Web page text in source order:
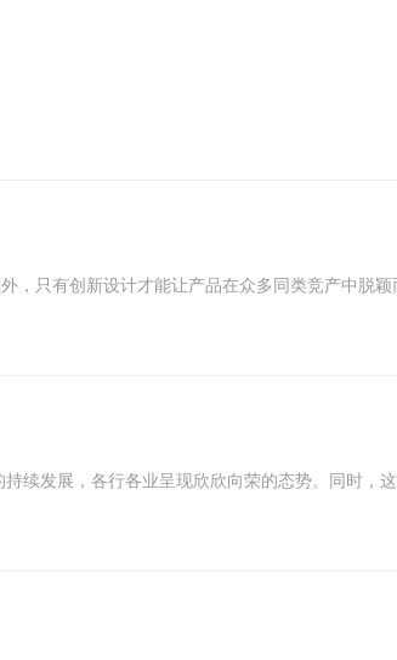
，只有创新设计才能让产品在众多同类竞产中脱
续发展，各行各业呈现欣欣向荣的态势。同时，